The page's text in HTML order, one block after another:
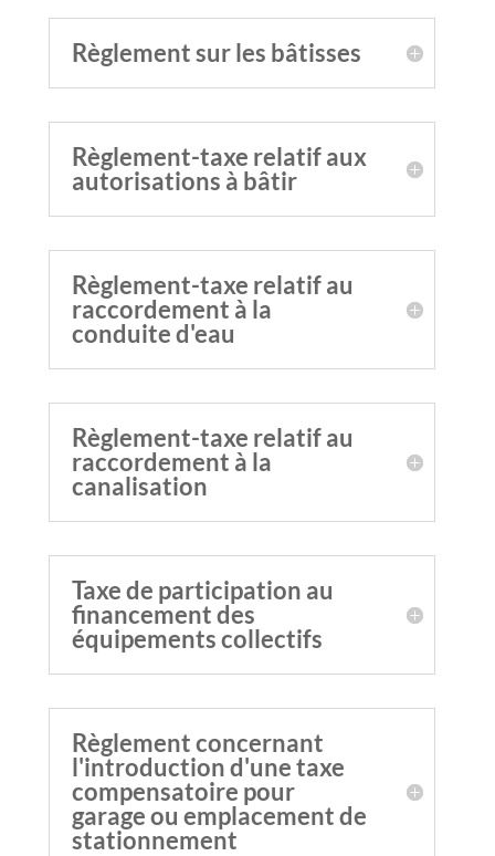
Règlement sur les bâtisses
Règlement-taxe relatif aux
autorisations à bâtir
Règlement-taxe relatif au
raccordement à la
conduite d'eau
Règlement-taxe relatif au
raccordement à la
canalisation
Taxe de participation au
financement des
équipements collectifs
Règlement concernant
l'introduction d'une taxe
compensatoire pour
garage ou emplacement de
stationnement